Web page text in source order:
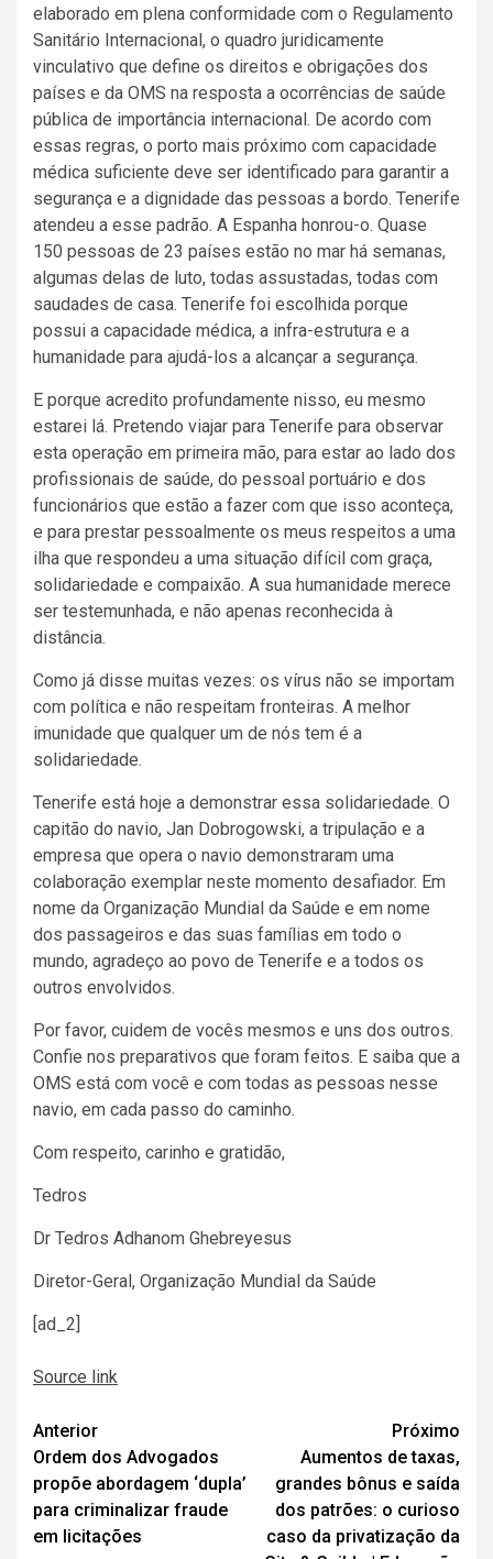
elaborado em plena conformidade com o Regulamento
Sanitário Internacional, o quadro juridicamente
vinculativo que define os direitos e obrigações dos
países e da OMS na resposta a ocorrências de saúde
pública de importância internacional. De acordo com
essas regras, o porto mais próximo com capacidade
médica suficiente deve ser identificado para garantir a
segurança e a dignidade das pessoas a bordo. Tenerife
atendeu a esse padrão. A Espanha honrou-o. Quase
150 pessoas de 23 países estão no mar há semanas,
algumas delas de luto, todas assustadas, todas com
saudades de casa. Tenerife foi escolhida porque
possui a capacidade médica, a infra-estrutura e a
humanidade para ajudá-los a alcançar a segurança.
E porque acredito profundamente nisso, eu mesmo
estarei lá. Pretendo viajar para Tenerife para observar
esta operação em primeira mão, para estar ao lado dos
profissionais de saúde, do pessoal portuário e dos
funcionários que estão a fazer com que isso aconteça,
e para prestar pessoalmente os meus respeitos a uma
ilha que respondeu a uma situação difícil com graça,
solidariedade e compaixão. A sua humanidade merece
ser testemunhada, e não apenas reconhecida à
distância.
Como já disse muitas vezes: os vírus não se importam
com política e não respeitam fronteiras. A melhor
imunidade que qualquer um de nós tem é a
solidariedade.
Tenerife está hoje a demonstrar essa solidariedade. O
capitão do navio, Jan Dobrogowski, a tripulação e a
empresa que opera o navio demonstraram uma
colaboração exemplar neste momento desafiador. Em
nome da Organização Mundial da Saúde e em nome
dos passageiros e das suas famílias em todo o
mundo, agradeço ao povo de Tenerife e a todos os
outros envolvidos.
Por favor, cuidem de vocês mesmos e uns dos outros.
Confie nos preparativos que foram feitos. E saiba que a
OMS está com você e com todas as pessoas nesse
navio, em cada passo do caminho.
Com respeito, carinho e gratidão,
Tedros
Dr Tedros Adhanom Ghebreyesus
Diretor-Geral, Organização Mundial da Saúde
[ad_2]
Source link
Navegação
de
artigos
Anterior
Ordem dos Advogados
propõe abordagem ‘dupla’
para criminalizar fraude
em licitações
Próximo
Aumentos de taxas,
grandes bônus e saída
dos patrões: o curioso
caso da privatização da